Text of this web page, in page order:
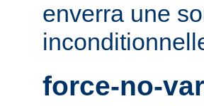
enverra une
force-no-